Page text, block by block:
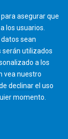
asegurar que
los usuarios.
sean
serán utilizados
a los
vea nuestro
declinarel uso
momento.